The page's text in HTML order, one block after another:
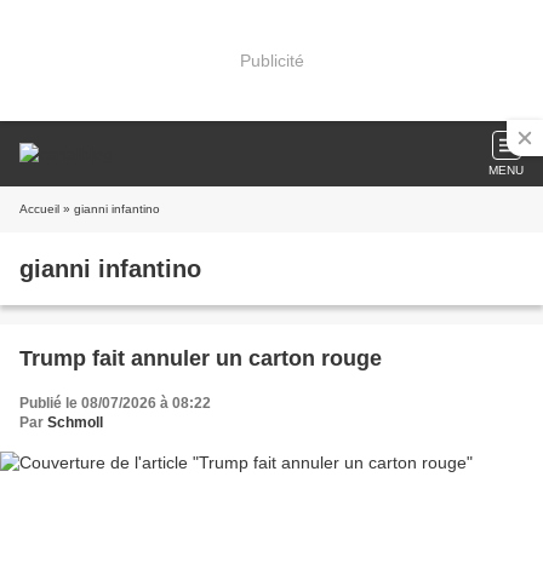
Publicité
MENU
Accueil » gianni infantino
gianni infantino
Trump fait annuler un carton rouge
Publié le 08/07/2026 à 08:22
Par Schmoll